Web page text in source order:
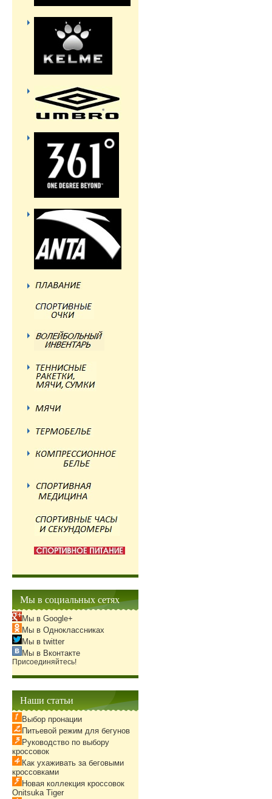
Мы в социальных сетях
Мы в Google+
Мы в Одноклассниках
Мы в twitter
Мы в Вконтакте
Присоединяйтесь!
Наши статьи
Выбор пронации
Питьевой режим для бегунов
Руководство по выбору
кроссовок
Как ухаживать за беговыми
кроссовками
Новая коллекция кроссовок
Onitsuka Tiger